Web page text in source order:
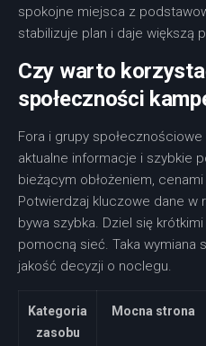
spokojne miejsca z
stabilizuje plan i daje większą
Czy warto
społeczności
Fora i grupy
aktualne informacje i szybkie
bieżącym obłożeniem,
Potwierdzaj kluczowe dane
bywa szybka. Dziel się
pomocną sieć. Taka wymiana
jakość decyzji o noclegu.
Kategoria
zasobu
Mocna strona